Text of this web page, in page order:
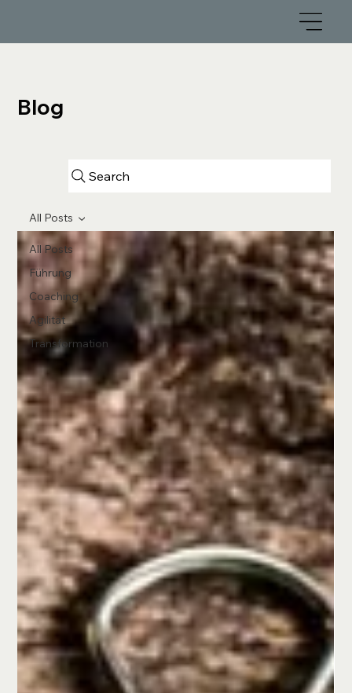
Blog
All Posts
Führung
Coaching
Agilität
Transformation
All Posts
Search